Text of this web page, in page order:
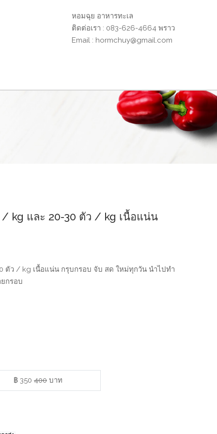
หอมฉุย อาหารทะเล
ติดต่อเรา : 083-626-4664 พราว
Email : hormchuy@gmail.com
kg​ และ 20-30 ตัว / kg เนื้อแน่น
ตัว / kg เนื้อแน่น กรุบกรอบ จับ สด ใหม่ทุกวัน นำไปทำ
กรอบ
฿ 350 400 บาท